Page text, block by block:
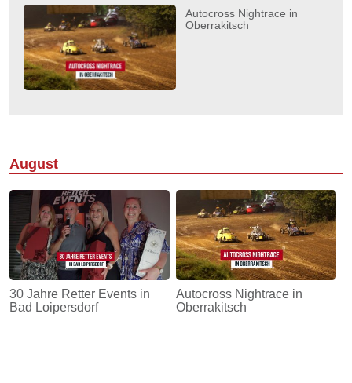
Autocross Nightrace in
Oberrakitsch
August
30 Jahre Retter Events in
Bad Loipersdorf
Autocross Nightrace in
Oberrakitsch